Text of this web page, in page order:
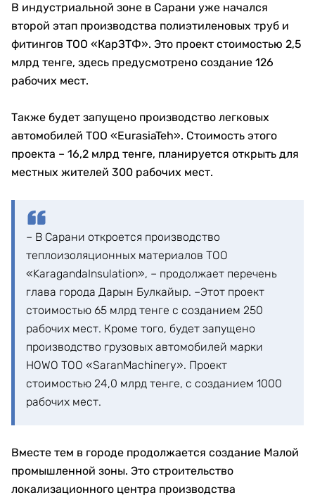
В индустриальной зоне в Сарани уже начался
второй этап производства полиэтиленовых труб и
фитингов ТОО «КарЗТФ». Это проект стоимостью 2,5
млрд тенге, здесь предусмотрено создание 126
рабочих мест.
Также будет запущено производство легковых
автомобилей ТОО «EurasiaTeh». Стоимость этого
проекта – 16,2 млрд тенге, планируется открыть для
местных жителей 300 рабочих мест.
– В Сарани откроется производство
теплоизоляционных материалов ТОО
«KaragandaInsulation», – продолжает перечень
глава города Дарын Булкайыр. –Этот проект
стоимостью 65 млрд тенге с созданием 250
рабочих мест. Кроме того, будет запущено
производство грузовых автомобилей марки
HOWO ТОО «SaranMachinery». Проект
стоимостью 24,0 млрд тенге, с созданием 1000
рабочих мест.
Вместе тем в городе продолжается создание Малой
промышленной зоны. Это строительство
локализационного центра производства